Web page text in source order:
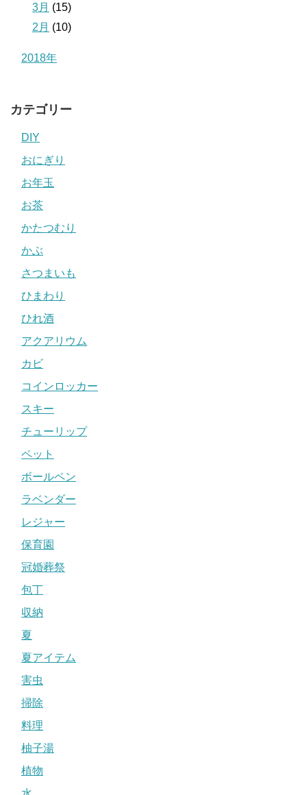
3月 (15)
2月 (10)
2018年
カテゴリー
DIY
おにぎり
お年玉
お茶
かたつむり
かぶ
さつまいも
ひまわり
ひれ酒
アクアリウム
カビ
コインロッカー
スキー
チューリップ
ペット
ボールペン
ラベンダー
レジャー
保育園
冠婚葬祭
包丁
収納
夏
夏アイテム
害虫
掃除
料理
柚子湯
植物